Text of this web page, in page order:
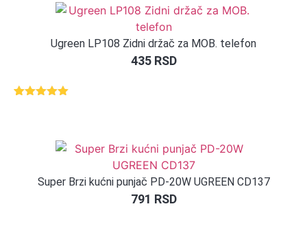
Ugreen LP108 Zidni držač za MOB. telefon
435 RSD
Super Brzi kućni punjač PD-20W UGREEN CD137
791 RSD